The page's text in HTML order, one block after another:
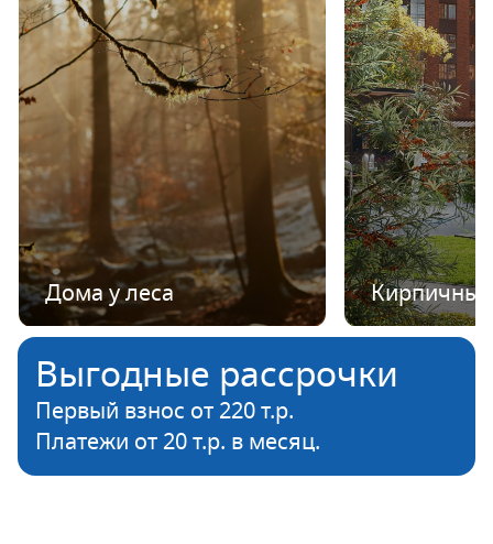
Дома у леса
Выгодные рассрочки
Первый взнос от 220 т.р.
Платежи от 20 т.р. в месяц.